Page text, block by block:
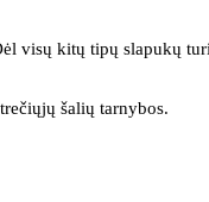
visų kitų tipų slapukų
šalių tarnybos.